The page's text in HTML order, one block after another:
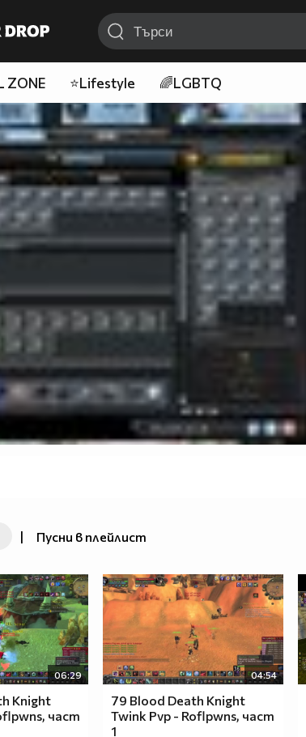
ZONE ⭐Lifestyle 🌈LGBTQ
| Пусни в плейлист
06:29
Knight
част
04:54
79 Blood Death Knight
Twink Pvp - Roflpwns, част
1